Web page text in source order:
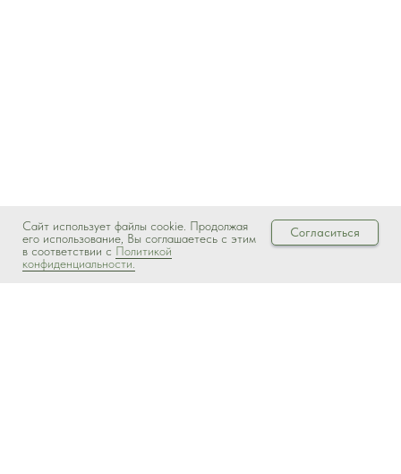
Сайт использует файлы cookie. Продолжая
его использование, Вы соглашаетесь с этим
в соответствии с Политикой
конфиденциальности.
Согласиться